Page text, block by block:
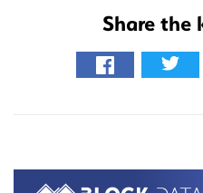
Share the